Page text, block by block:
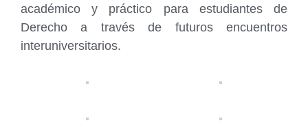
académico y práctico para estudiantes de
Derecho a través de futuros encuentros
interuniversitarios.